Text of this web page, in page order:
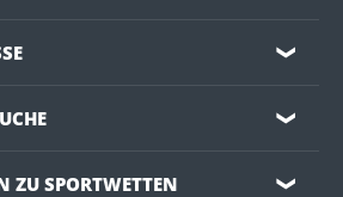
❯
❯
ZU SPORTWETTEN ❯